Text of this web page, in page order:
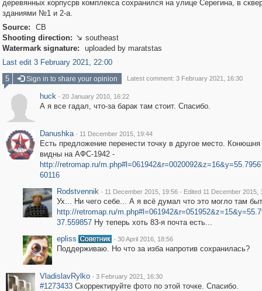
деревянных корпусрв комплекса сохранился на улице Серегина, в
зданиями №1 и 2-а.
Source:
СВ
Shooting direction:  southeast
Watermark signature:
uploaded by maratstas
Last edit 3 February 2021, 22:00
5
Sign in to share your opinion Latest comment: 3 February 2021, 16:30
huck · 20 January 2010, 16:22
А я все гадал, что-за барак там стоит. Спасибо.
Danushka · 11 December 2015, 19:44
Есть предложение перенести точку в другое место. Конюшня
видны на АФС-1942 -
http://retromap.ru/
60116
Rodstvennik · 11 December 2015, 19:56 · Edited 11 December 2015,
Ух... Ни чего себе... А я всё думал что это могло там
http://retromap.ru/
37.559857Ну теперь хоть 83-я почта есть...
epliss
· 30 April 2016, 18:56
Поддерживаю. Но что за изба напротив сохранилась?
VladislavRylko · 3 February 2021, 16:30
#1273433Скорректируйте фото по этой точке. Спасибо.